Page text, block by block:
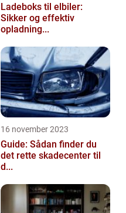
Ladeboks til elbiler:
Sikker og effektiv
opladning...
16 november 2023
Guide: Sådan finder du
det rette skadecenter til
d...